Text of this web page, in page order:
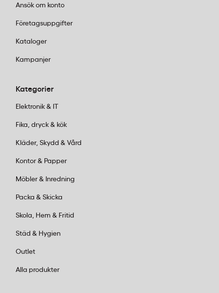
Ansök om konto
Företagsuppgifter
Kataloger
Kampanjer
Kategorier
Elektronik & IT
Fika, dryck & kök
Kläder, Skydd & Vård
Kontor & Papper
Möbler & Inredning
Packa & Skicka
Skola, Hem & Fritid
Städ & Hygien
Outlet
Alla produkter